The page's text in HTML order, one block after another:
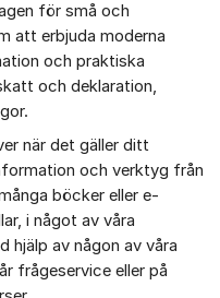
för små och
att erbjuda moderna
och praktiska
och deklaration,
när det gäller ditt
och verktyg från
böcker eller e-
i något av våra
hjälp av någon av våra
frågeservice eller på